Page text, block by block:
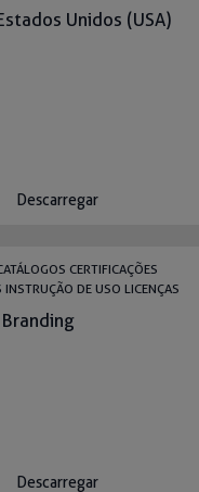
Unidos (USA)
Descarregar
CERTIFICAÇÕES
INSTRUÇÃO DE USO LICENÇAS
Descarregar